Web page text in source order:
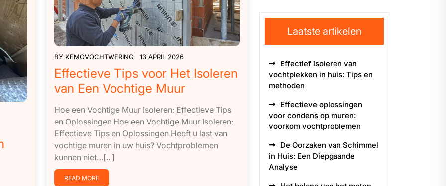
BY KEMOVOCHTWERING 13 APRIL 2026
Effectieve Tips voor Het Isoleren
van Een Vochtige Muur
Hoe een Vochtige Muur Isoleren: Effectieve Tips
en Oplossingen Hoe een Vochtige Muur Isoleren:
Effectieve Tips en Oplossingen Heeft u last van
vochtige muren in uw huis? Vochtproblemen
kunnen niet…[...]
READ MORE
Laatste artikelen
Effectief isoleren van
vochtplekken in huis: Tips en
methoden
Effectieve oplossingen
voor condens op muren:
voorkom vochtproblemen
De Oorzaken van Schimmel
in Huis: Een Diepgaande
Analyse